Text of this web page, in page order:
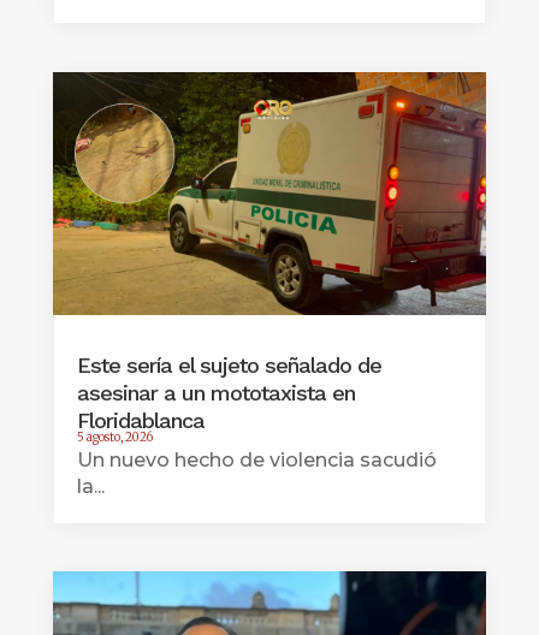
Este sería el sujeto señalado de
asesinar a un mototaxista en
Floridablanca
5 agosto, 2026
Un nuevo hecho de violencia sacudió
la...